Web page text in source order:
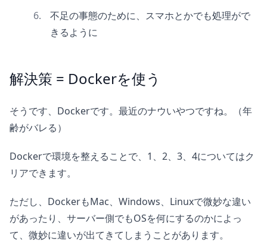
不足の事態のために、スマホとかでも処理がで
きるように
解決策 = Dockerを使う
そうです、Dockerです。最近のナウいやつですね。（年
齢がバレる）
Dockerで環境を整えることで、1、2、3、4についてはク
リアできます。
ただし、DockerもMac、Windows、Linuxで微妙な違い
があったり、サーバー側でもOSを何にするのかによっ
て、微妙に違いが出てきてしまうことがあります。